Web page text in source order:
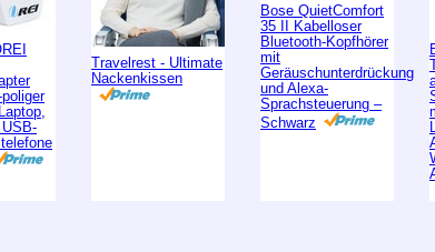
Travelrest - Ultimate
Nackenkissen
Bose QuietComfort
35 II Kabelloser
Bluetooth-Kopfhörer
mit
Geräuschunterdrückung
und Alexa-
Sprachsteuerung –
Schwarz